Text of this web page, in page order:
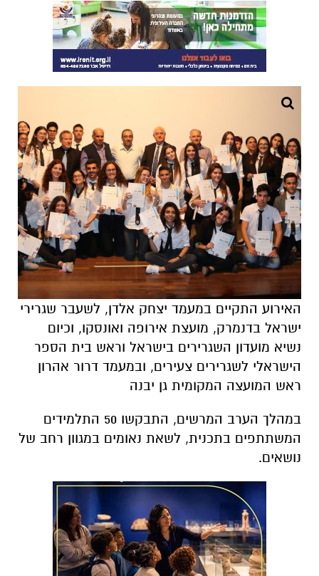
האירוע התקיים במעמד יצחק אלדן, לשעבר שגרירי
ישראל בדנמרק, מועצת אירופה ואונסקו, וכיום
נשיא מועדון השגרירים בישראל וראש בית הספר
הישראלי לשגרירים צעירים, ובמעמד דרור אהרון
ראש המועצה המקומית גן יבנה
במהלך הערב המרשים, התבקשו 50 התלמידים
המשתתפים בתכנית, לשאת נאומים במגוון רחב של
נושאים.